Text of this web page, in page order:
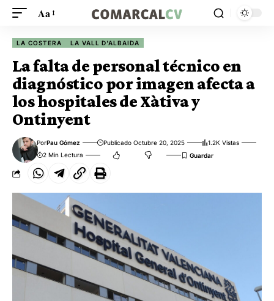
Aa
LA COSTERA LA VALL D'ALBAIDA
La falta de personal técnico en
diagnóstico por imagen afecta a
los hospitales de Xàtiva y
Ontinyent
PorPau Gómez Publicado Octubre 20, 2025
1.2K Vistas
2 Min Lectura